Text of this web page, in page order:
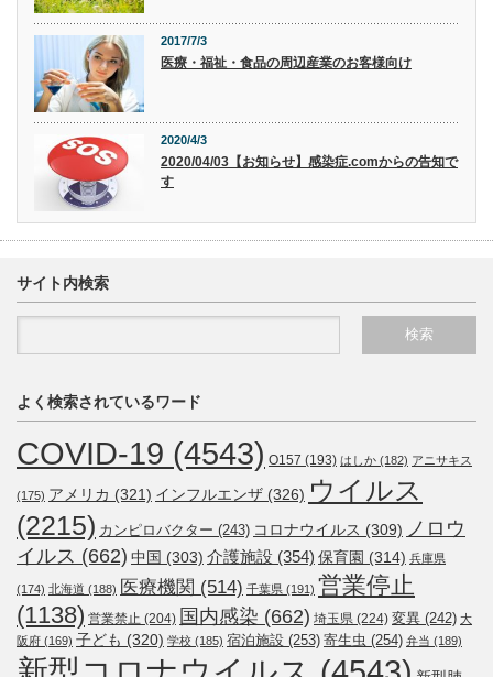
2017/7/3
医療・福祉・食品の周辺産業のお客様向け
2020/4/3
2020/04/03【お知らせ】感染症.comからの告知で
す
サイト内検索
よく検索されているワード
COVID-19 (4543) O157 (193) はしか (182) アニサキス
(175) アメリカ (321) インフルエンザ (326) ウイルス
(2215) カンピロバクター (243) コロナウイルス (309) ノロウ
イルス (662) 中国 (303) 介護施設 (354) 保育園 (314) 兵庫県
(174) 北海道 (188) 医療機関 (514) 千葉県 (191) 営業停止
(1138) 営業禁止 (204) 国内感染 (662) 埼玉県 (224) 変異 (242) 大
阪府 (169) 子ども (320) 学校 (185) 宿泊施設 (253) 寄生虫 (254) 弁当 (189)